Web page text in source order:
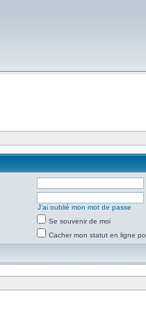
J’ai oublié mon mot de passe
Se souvenir de moi
Cacher mon statut en ligne